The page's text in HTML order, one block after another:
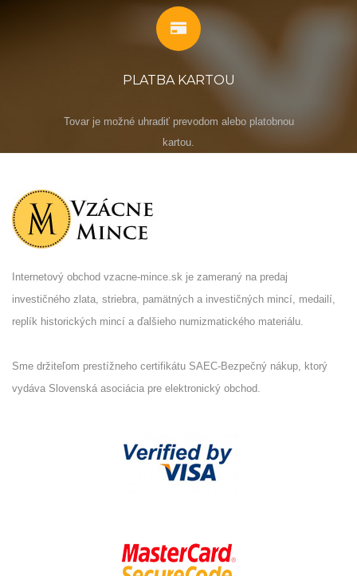
PLATBA KARTOU
Tovar je možné uhradiť prevodom alebo platobnou
kartou.
Internetový obchod vzacne-mince.sk je zameraný na predaj
investičného zlata, striebra, pamätných a investičných mincí, medailí,
replík historických mincí a ďalšieho numizmatického materiálu.
Sme držiteľom prestížneho certifikátu SAEC-Bezpečný nákup, ktorý
vydáva Slovenská asociácia pre elektronický obchod.